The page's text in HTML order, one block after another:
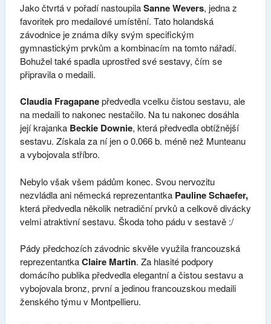
Jako čtvrtá v pořadí nastoupilaSanne Wevers, jedna z
favoritek pro medailové umístění. Tato holandská
závodnice je známa díky svým specifickým
gymnastickým prvkům a kombinacím na tomto nářadí.
Bohužel také spadla uprostřed své sestavy, čím se
připravila o medaili.
Claudia Fragapanepředvedla vcelku čistou sestavu, ale
na medaili to nakonec nestačilo. Na tu nakonec dosáhla
její krajanka Beckie Downie, která předvedla obtížnější
sestavu. Získala za ní jen o 0.066 b. méně než Munteanu
a vybojovala stříbro.
Nebylo však všem pádům konec. Svou nervozitu
nezvládla ani německá reprezentantka Pauline Schaefer,
která předvedla několik netradiční prvků a celkově divácky
velmi atraktivní sestavu. Škoda toho pádu v sestavě :/
Pády předchozích závodnic skvěle využila francouzská
reprezentantkaClaire Martin. Za hlasité podpory
domácího publika předvedla elegantní a čistou sestavu a
vybojovala bronz, první a jedinou francouzskou medaili
ženského týmu v Montpellieru.